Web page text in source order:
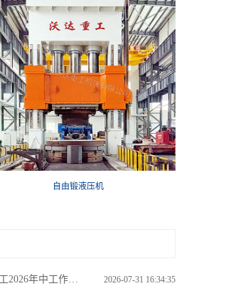
自由锻液压机
年中工作会议 2026-07-31 16:34:35